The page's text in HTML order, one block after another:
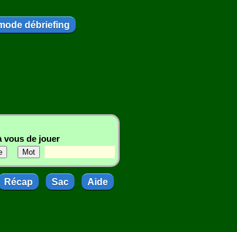
débriefing
vous de jouer
Récap Sac Aide